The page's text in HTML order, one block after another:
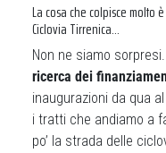
La cosa che colpisce
Ciclovia Tirrenica…
Non ne siamo sorpresi.
ricerca dei
inaugurazioni da qua
i tratti che andiamo a
po’ la strada delle